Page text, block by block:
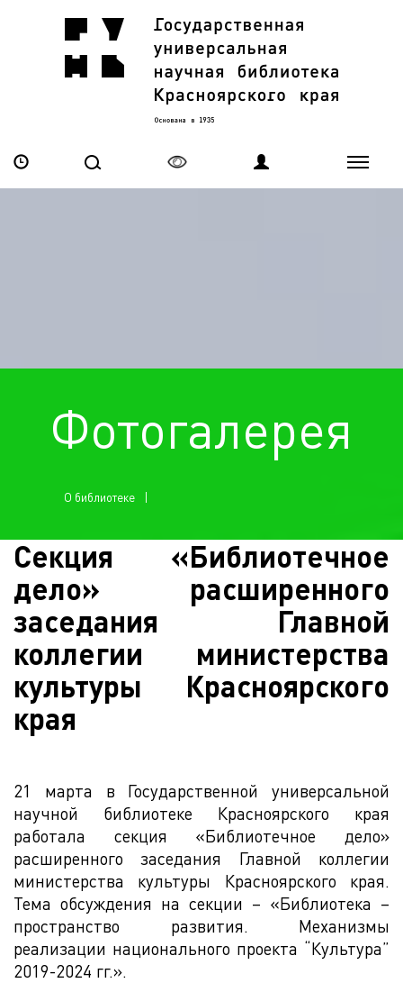
Фотогалерея
О библиотеке
Секция «Библиотечное
дело» расширенного
заседания Главной
коллегии министерства
культуры Красноярского
края
21 марта в Государственной универсальной
научной библиотеке Красноярского края
работала секция «Библиотечное дело»
расширенного заседания Главной коллегии
министерства культуры Красноярского края.
Тема обсуждения на секции – «Библиотека –
пространство развития. Механизмы
реализации национального проекта “Культура”
2019-2024 гг.».